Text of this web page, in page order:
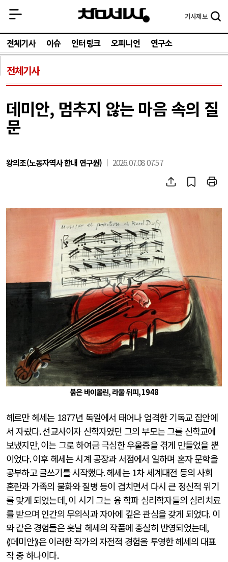
기사제보
전체기사 이슈 인터링크 오피니언 연구소
전체기사
데미안, 멈추지 않는 마음 속의 질
문
왕의조(노동자역사 한내 연구원) 2026.07.08 07:57
붉은 바이올린,라울 뒤피, 1948
헤르만 헤세는 1877년 독일에서 태어나 엄격한 기독교 집안에
서 자랐다.선교사이자 신학자였던 그의 부모는 그를 신학교에
보냈지만,이는 그로 하여금 극심한 우울증을 겪게 만들었을 뿐
이었다.이후 헤세는 시계 공장과 서점에서 일하며 혼자 문학을
공부하고 글쓰기를 시작했다.헤세는 1차 세계대전 등의 사회
혼란과 가족의 불화와 질병 등이 겹치면서 다시 큰 정신적 위기
를 맞게 되었는데,이 시기 그는 융 학파 심리학자들의 심리치료
를 받으며 인간의 무의식과 자아에 깊은 관심을 갖게 되었다.이
와 같은 경험들은 훗날 헤세의 작품에 충실히 반영되었는데,
⟪데미안⟫은 이러한 작가의 자전적 경험을 투영한 헤세의 대표
작 중 하나이다.